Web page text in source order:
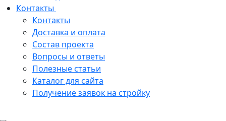
Контакты
Контакты
Доставка и оплата
Состав проекта
Вопросы и ответы
Полезные статьи
Каталог для сайта
Получение заявок на стройку